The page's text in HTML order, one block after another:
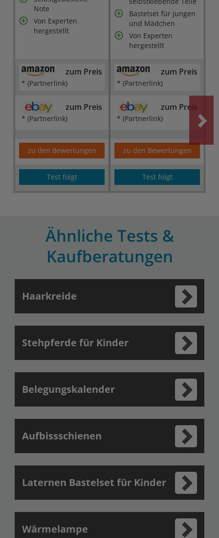
Note
Von Experten
hergestellt
Bastelset für jungen
und Mädchen
Von Experten
hergestellt
zum Preis
* (Partnerlink)
zum Preis
* (Partnerlink)
zum Preis
* (Partnerlink)
zum Preis
* (Partnerlink)
zu den Bewertungen zu den Bewertungen
Test folgt Test folgt
Ähnliche Tests &
Kaufberatungen
Haarkreide
Stehpferde für Kinder
Belegungskalender
Aufbissschienen
Laternen Bastelset für Kinder
Wärmelampe